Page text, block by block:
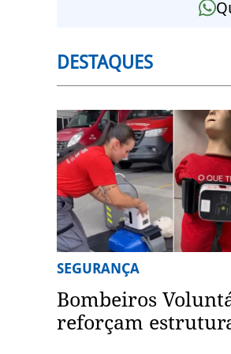
DESTAQUES
SEGURANÇA
Bombeiros
reforçam